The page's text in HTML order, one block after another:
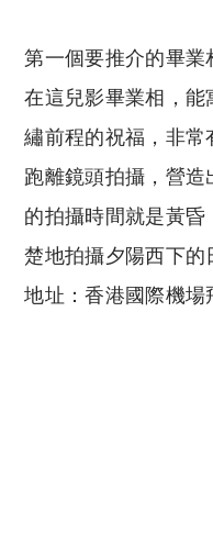
第一個要推介的畢業
在這兒影畢業相，
繡前程的祝福，非常
跑離鏡頭拍攝，營
的拍攝時間就是黃
楚地拍攝夕陽西下的
地址：香港國際機場